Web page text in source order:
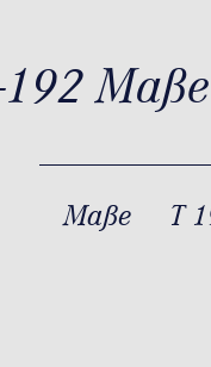
Maße
Maße T